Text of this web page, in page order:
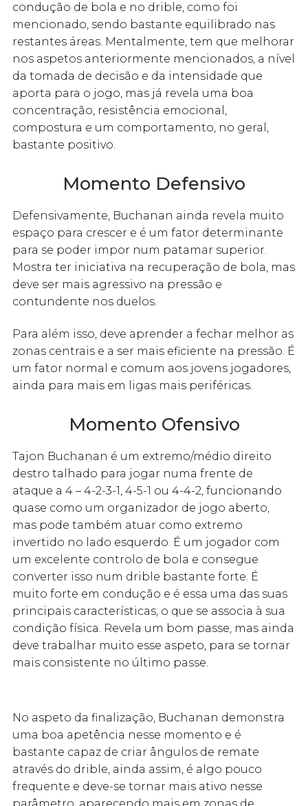
condução de bola e no drible, como foi
mencionado, sendo bastante equilibrado nas
restantes áreas. Mentalmente, tem que melhorar
nos aspetos anteriormente mencionados, a nível
da tomada de decisão e da intensidade que
aporta para o jogo, mas já revela uma boa
concentração, resistência emocional,
compostura e um comportamento, no geral,
bastante positivo.
Momento Defensivo
Defensivamente, Buchanan ainda revela muito
espaço para crescer e é um fator determinante
para se poder impor num patamar superior.
Mostra ter iniciativa na recuperação de bola, mas
deve ser mais agressivo na pressão e
contundente nos duelos.
Para além isso, deve aprender a fechar melhor as
zonas centrais e a ser mais eficiente na pressão. É
um fator normal e comum aos jovens jogadores,
ainda para mais em ligas mais periféricas.
Momento Ofensivo
Tajon Buchanan é um extremo/médio direito
destro talhado para jogar numa frente de
ataque a 4 – 4-2-3-1, 4-5-1 ou 4-4-2, funcionando
quase como um organizador de jogo aberto,
mas pode também atuar como extremo
invertido no lado esquerdo. É um jogador com
um excelente controlo de bola e consegue
converter isso num drible bastante forte. É
muito forte em condução e é essa uma das suas
principais características, o que se associa à sua
condição física. Revela um bom passe, mas ainda
deve trabalhar muito esse aspeto, para se tornar
mais consistente no último passe.
No aspeto da finalização, Buchanan demonstra
uma boa apetência nesse momento e é
bastante capaz de criar ângulos de remate
através do drible, ainda assim, é algo pouco
frequente e deve-se tornar mais ativo nesse